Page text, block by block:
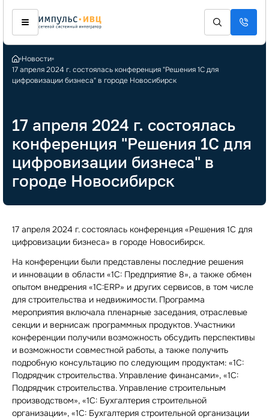
Новости
17 апреля 2024 г. состоялась конференция "Решения 1С для
цифровизации бизнеса" в городе Новосибирск
17 апреля 2024 г. состоялась
конференция "Решения 1С для
цифровизации бизнеса" в
городе Новосибирск
17 апреля 2024 г. состоялась конференция «Решения 1С для
цифровизации бизнеса» в городе Новосибирск.
На конференции были представлены последние решения
и инновации в области «1С: Предприятие 8», а также обмен
опытом внедрения «1С:ERP» и других сервисов, в том числе
для строительства и недвижимости. Программа
мероприятия включала пленарные заседания, отраслевые
секции и вернисаж программных продуктов. Участники
конференции получили возможность обсудить перспективы
и возможности совместной работы, а также получить
подробную консультацию по следующим продуктам: «1С:
Подрядчик строительства. Управление финансами», «1С:
Подрядчик строительства. Управление строительным
производством», «1С: Бухгалтерия строительной
организации», «1С: Бухгалтерия строительной организации